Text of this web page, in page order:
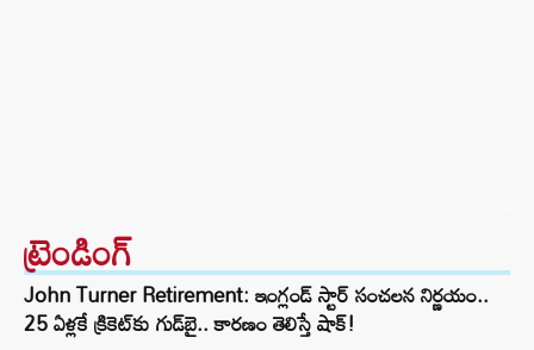
ట్రెండింగ్‌
John Turner Retirement: ఇంగ్లండ్ స్టార్ సంచలన నిర్ణయం..
25 ఏళ్లకే క్రికెట్‌కు గుడ్‌బై.. కారణం తెలిస్తే షాక్!